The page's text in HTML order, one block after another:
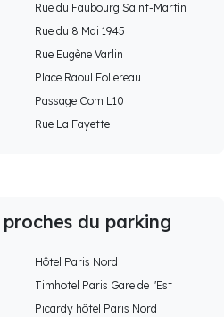
Rue du Faubourg Saint-Martin
Rue du 8 Mai 1945
Rue Eugène Varlin
Place Raoul Follereau
Passage Com L10
Rue La Fayette
du parking
Hôtel Paris Nord
Timhotel Paris Gare de l'Est
Picardy hôtel Paris Nord